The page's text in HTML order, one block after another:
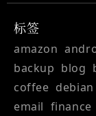
标签
amazon
backup blog
coffee debian
email finance